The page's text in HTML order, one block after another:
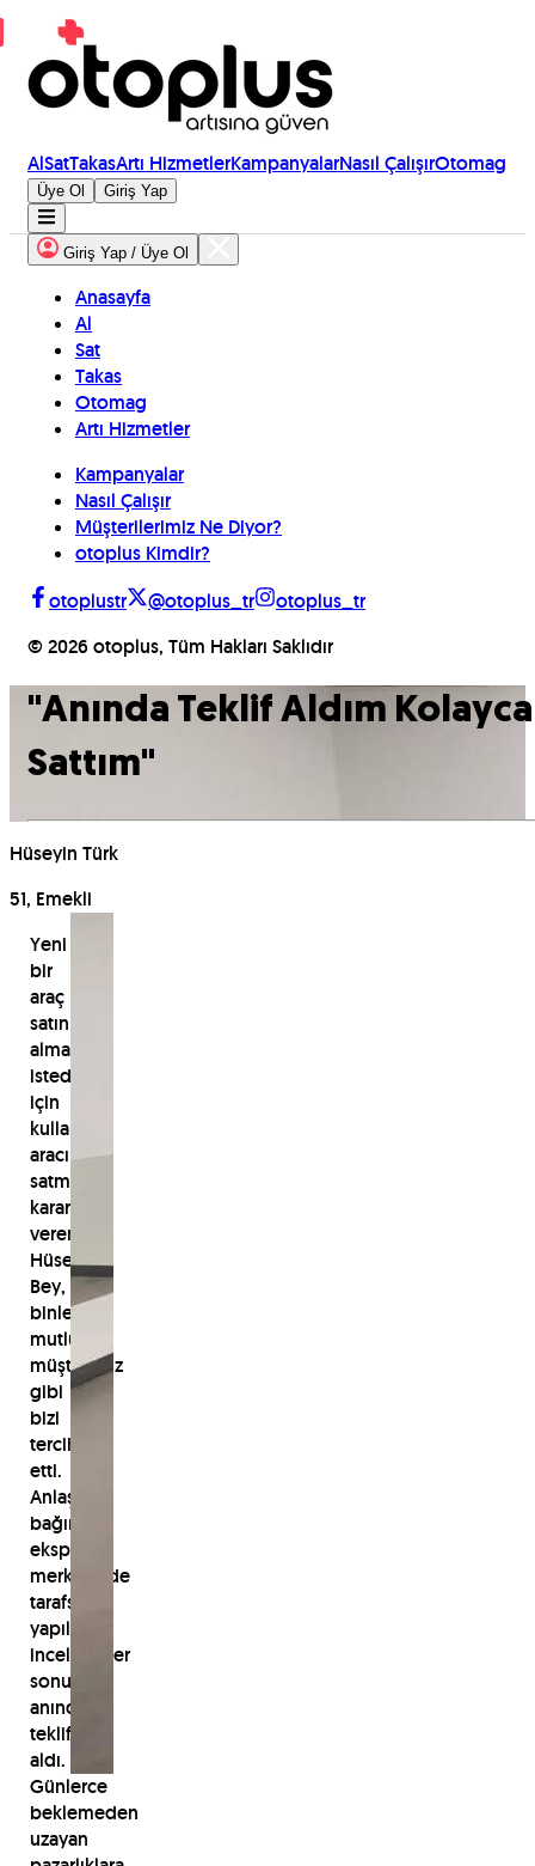
AlSatTakasArtı HizmetlerKampanyalarNasıl ÇalışırOtomag
Üye Ol Giriş Yap
Giriş Yap / Üye Ol
Anasayfa
Al
Sat
Takas
Otomag
Artı Hizmetler
Kampanyalar
Nasıl Çalışır
Müşterilerimiz Ne Diyor?
otoplus Kimdir?
otoplustr
@otoplus_tr
otoplus_tr
© 2026 otoplus, Tüm Hakları Saklıdır
"Anında Teklif Aldım Kolayca
Sattım"
Hüseyin Türk
51, Emekli
Yeni
bir
araç
satın
almak
istediği
için
kullandığı
aracı
satmaya
karar
veren
Hüseyin
Bey,
binlerce
mutlu
müşterimiz
gibi
bizi
tercih
etti.
Anlaşmalı
bağımsız
ekspertiz
merkezinde
tarafsızca
yapılan
incelemeler
sonucu
anında
teklif
aldı.
Günlerce
beklemeden
uzayan